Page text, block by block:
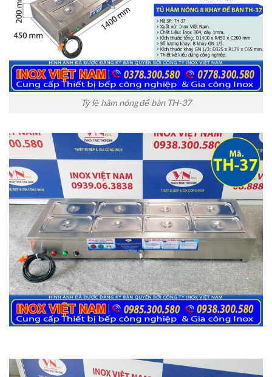
Tỷ lệ hâm nóng để bàn TH-37